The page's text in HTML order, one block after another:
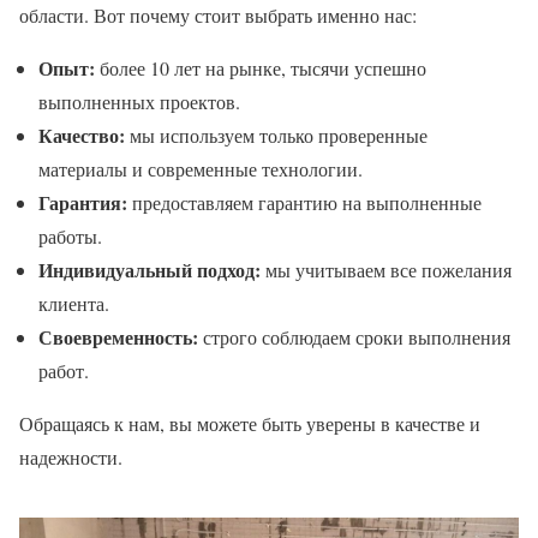
области. Вот почему стоит выбрать именно нас:
Опыт: более 10 лет на рынке, тысячи успешно
выполненных проектов.
Качество: мы используем только проверенные
материалы и современные технологии.
Гарантия: предоставляем гарантию на выполненные
работы.
Индивидуальный подход: мы учитываем все пожелания
клиента.
Своевременность: строго соблюдаем сроки выполнения
работ.
Обращаясь к нам, вы можете быть уверены в качестве и
надежности.